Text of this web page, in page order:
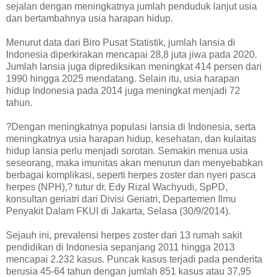
sejalan dengan meningkatnya jumlah penduduk lanjut usia
dan bertambahnya usia harapan hidup.
Menurut data dari Biro Pusat Statistik, jumlah lansia di
Indonesia diperkirakan mencapai 28,8 juta jiwa pada 2020.
Jumlah lansia juga diprediksikan meningkat 414 persen dari
1990 hingga 2025 mendatang. Selain itu, usia harapan
hidup Indonesia pada 2014 juga meningkat menjadi 72
tahun.
?Dengan meningkatnya populasi lansia di Indonesia, serta
meningkatnya usia harapan hidup, kesehatan, dan kulaitas
hidup lansia perlu menjadi sorotan. Semakin menua usia
seseorang, maka imunitas akan menurun dan menyebabkan
berbagai komplikasi, seperti herpes zoster dan nyeri pasca
herpes (NPH),? tutur dr. Edy Rizal Wachyudi, SpPD,
konsultan geriatri dari Divisi Geriatri, Departemen Ilmu
Penyakit Dalam FKUI di Jakarta, Selasa (30/9/2014).
Sejauh ini, prevalensi herpes zoster dari 13 rumah sakit
pendidikan di Indonesia sepanjang 2011 hingga 2013
mencapai 2.232 kasus. Puncak kasus terjadi pada penderita
berusia 45-64 tahun dengan jumlah 851 kasus atau 37,95